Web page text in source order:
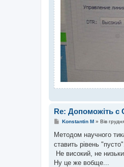
Re: Допоможіть с
П
в
д
о
м
л
Konstantin M» Вів
Методом научного
ставить рівень
Не високий, не
Ну це же вобще...